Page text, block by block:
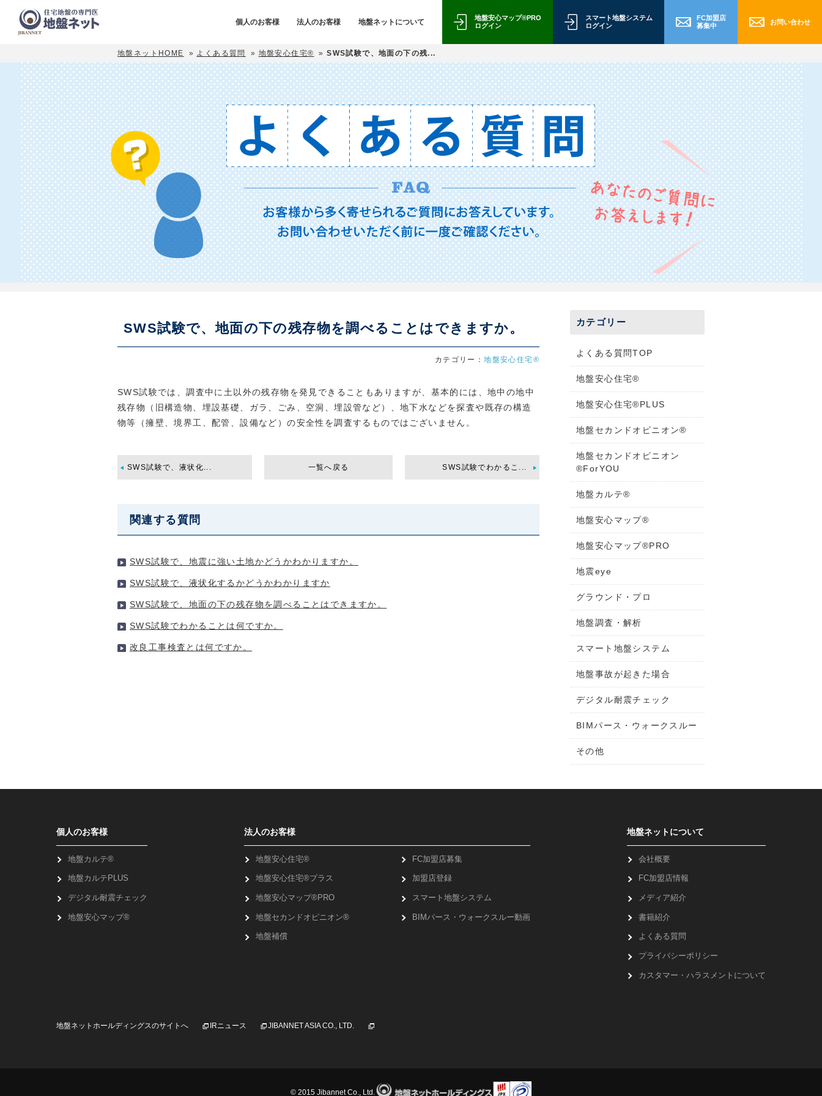
個人のお客様 法人のお客様 地盤ネットについて
地盤安心マップ®PRO
ログイン
スマート地盤システム
ログイン
FC加盟店
募集中
お問い合わせ
地盤ネットHOME » よくある質問 » 地盤安心住宅® »SWS試験で、地面の下の残...
SWS試験で、地面の下の残存物を調べることはできますか。
カテゴリー：地盤安心住宅®
SWS試験では、調査中に土以外の残存物を発見できることもありますが、 基本的には、地中の地中
残存物（旧構造物、埋設基礎、ガラ、
ごみ、空洞、埋設管など）、地下水などを探査や既存の構造
物等（擁壁、境界工、配管、設備など）の安全性を調査するものではございません。
SWS試験で、液状化... 一覧へ戻る SWS試験でわかるこ...
関連する質問
SWS試験で、地震に強い土地かどうかわかりますか。
SWS試験で、液状化するかどうかわかりますか
SWS試験で、地面の下の残存物を調べることはできますか。
SWS試験でわかることは何ですか。
改良工事検査とは何ですか。
カテゴリー
よくある質問TOP
地盤安心住宅®
地盤安心住宅®PLUS
地盤セカンドオピニオン®
地盤セカンドオピニオン
®ForYOU
地盤カルテ®
地盤安心マップ®
地盤安心マップ®PRO
地震eye
グラウンド・プロ
地盤調査・解析
スマート地盤システム
地盤事故が起きた場合
デジタル耐震チェック
BIMパース・ウォークスルー
その他
個人のお客様
地盤カルテ®
地盤カルテPLUS
デジタル耐震チェック
地盤安心マップ®
法人のお客様
地盤安心住宅®
地盤安心住宅®プラス
地盤安心マップ®PRO
地盤セカンド オピニオン®
地盤補償
FC加盟店募集
加盟店登録
スマート地盤システム
BIMパース・ウォークスルー動画
地盤ネットについて
会社概要
FC加盟店情報
メディア紹介
書籍紹介
よくある質問
プライバシーポリシー
カスタマー・ハラスメントについて
地盤ネットホールディングスのサイトへ IRニュース JIBANNET ASIA CO., LTD.
© 2015 Jibannet Co., Ltd.